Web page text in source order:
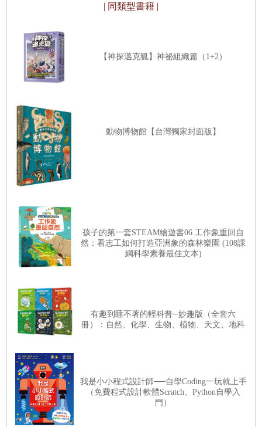
後半場快要結束時，智友決定自己把握機會。她發動突襲，
從在中場慢慢傳球的對手腳下把球截走。
「鄭智友選手截走敵隊的球發動反攻！啊，敵隊的選手全都
跟上去了！」
智友用剪刀腳技巧輕鬆閃過知媛，然後又用假動作虛晃了兩
下讓紀雄分神，轉眼間就從左邊帶球衝破敵陣。換書豪全力
衝刺了，他試圖追上智友，但智友卻瞬間減速，結果來不及
慢下來的書豪失去重心、摔倒在地。智友沒錯過這個機會，
再度奔跑了起來。她輕輕跳起，閃過俊赫接近犯規邊緣的鏟
得分！
「鄭智友選手又踢進了一分！而且還連續閃過四個人！真是
太厲害了！」
指，紛紛讚嘆智友的實力。無論是誰來看，都會贊同這是相
當精采的表現。這時，智友看到俊赫忿忿不平的踢著球門
柱。
這下，智友才覺得痛快多了。
【摘文2】1. 緊張刺激的分組抽籤
| 同類型書籍 |
【神探邁克狐】神祕組織篇（1+2）
動物博物館【台灣獨家封面版】
孩子的第一套STEAM繪遊書06 工作象重回自
然：看志工如何打造亞洲象的森林樂園 (108課
綱科學素養最佳文本)
有趣到睡不著的輕科普─妙趣版（全套六
冊）：自然、化學、生物、植物、天文、地科
我是小小程式設計師──自學Coding一玩就上手
（免費程式設計軟體Scratch、Python自學入
門）